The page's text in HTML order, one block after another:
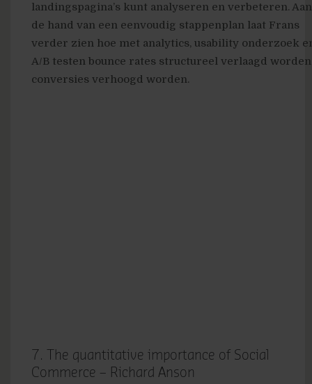
landingspagina’s kunt analyseren en verbeteren. Aan
de hand van een eenvoudig stappenplan laat Frans
verder zien hoe met analytics, usability onderzoek
A/B testen bounce rates structureel verlaagd
conversies verhoogd worden.
7. The quantitative importance of Social
Commerce – Richard Anson